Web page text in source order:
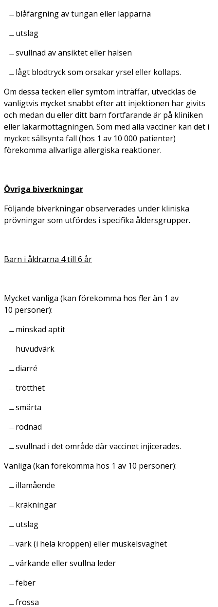
blåfärgning av tungan eller läpparna
utslag
svullnad av ansiktet eller halsen
lågt blodtryck som orsakar yrsel eller kollaps.
Om dessa tecken eller symtom inträffar, utvecklas de
vanligtvis mycket snabbt efter att injektionen har givits
och medan du eller ditt barn fortfarande är på kliniken
eller läkarmottagningen. Som med alla vacciner kan det i
mycket sällsynta fall (hos 1 av 10 000 patienter)
förekomma allvarliga allergiska reaktioner.
Övriga biverkningar
Följande biverkningar observerades under kliniska
prövningar som utfördes i specifika åldersgrupper.
Barn i åldrarna 4 till 6 år
Mycket vanliga (kan förekomma hos fler än 1 av
10 personer):
minskad aptit
huvudvärk
diarré
trötthet
smärta
rodnad
svullnad i det område där vaccinet injicerades.
Vanliga (kan förekomma hos 1 av 10 personer):
illamående
kräkningar
utslag
värk (i hela kroppen) eller muskelsvaghet
värkande eller svullna leder
feber
frossa